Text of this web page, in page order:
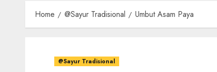
Home @Sayur Tradisional Umbut Asam Paya
@Sayur Tradisional